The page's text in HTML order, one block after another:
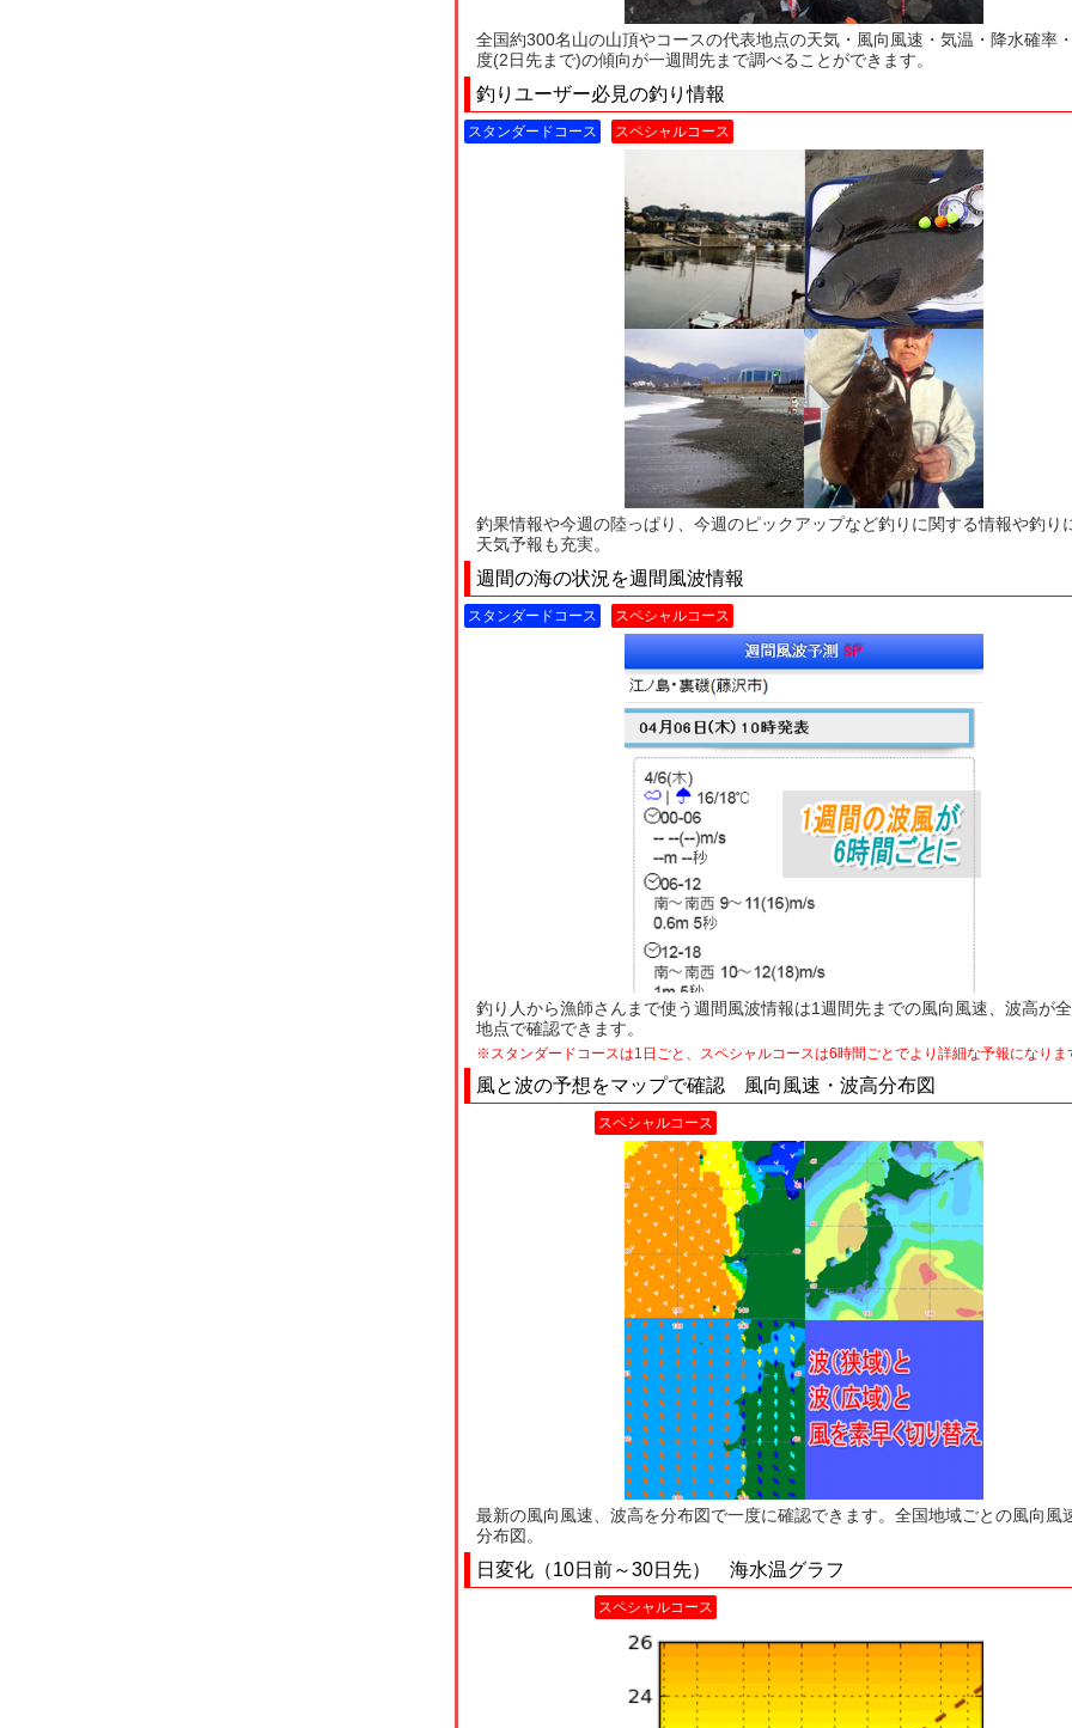
全国約300名山の山頂やコースの代表地点の天気・風向風速・気温・降水確率
度(2日先まで)の傾向が一週間先まで調べることができます。
釣りユーザー必見の釣り情報
スタンダードコース スペシャルコース
釣果情報や今週の陸っぱり、今週のピックアップなど釣りに関する情報や釣り
天気予報も充実。
週間の海の状況を週間風波情報
スタンダードコース スペシャルコース
釣り人から漁師さんまで使う週間風波情報は1週間先までの風向風速、波高が
地点で確認できます。
※スタンダードコースは1日ごと、スペシャルコースは6時間ごとでより詳細な予報になりま
風と波の予想をマップで確認 風向風速・波高分布図
スペシャルコース
最新の風向風速、波高を分布図で一度に確認できます。全国地域ごとの風向風
分布図。
日変化（10日前～30日先） 海水温グラフ
スペシャルコース